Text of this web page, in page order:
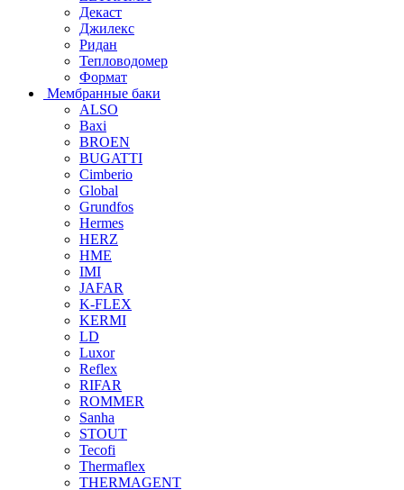
Декаст
Джилекс
Ридан
Тепловодомер
Формат
Мембранные баки
ALSO
Baxi
BROEN
BUGATTI
Cimberio
Global
Grundfos
Hermes
HERZ
HME
IMI
JAFAR
K-FLEX
KERMI
LD
Luxor
Reflex
RIFAR
ROMMER
Sanha
STOUT
Tecofi
Thermaflex
THERMAGENT